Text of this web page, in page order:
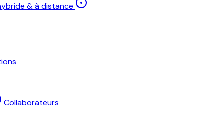
& à distance
Collaborateurs